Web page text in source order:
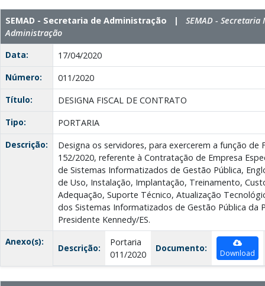
SEMAD - Secretaria de Administração | SEMAD -
Administração
Data:
17/04/2020
Número:
011/2020
Título:
DESIGNA FISCAL DE CONTRATO
Tipo:
PORTARIA
Descrição:
Designa os servidores, para exercerem a função de
152/2020, referente à Contratação de Empresa
de Sistemas Informatizados de Gestão Pública,
de Uso, Instalação, Implantação, Treinamento,
Adequação, Suporte Técnico, Atualização
dos Sistemas Informatizados de Gestão Pública da
Presidente Kennedy/ES.
Anexo(s):
Descrição:
Portaria
011/2020
Documento: Download